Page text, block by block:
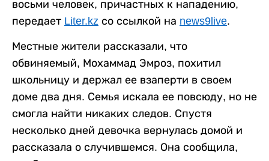
восьми человек, причастных к нападению,
передает Liter.kz со ссылкой на news9live.
Местные жители рассказали, что
обвиняемый, Мохаммад Эмроз, похитил
школьницу и держал ее взаперти в своем
доме два дня. Семья искала ее повсюду, но не
смогла найти никаких следов. Спустя
несколько дней девочка вернулась домой и
рассказала о случившемся. Она сообщила,